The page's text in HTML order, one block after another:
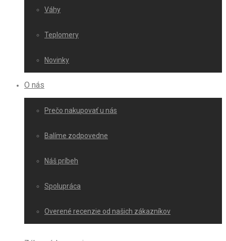
Váhy
Teplomery
Novinky
O nás
Prečo nakupovať u nás
Balíme zodpovedne
Náš príbeh
Spolupráca
Overené recenzie od našich zákazníkov